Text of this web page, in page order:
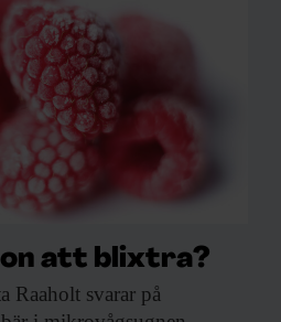
att blixtra?
Raaholt svarar på